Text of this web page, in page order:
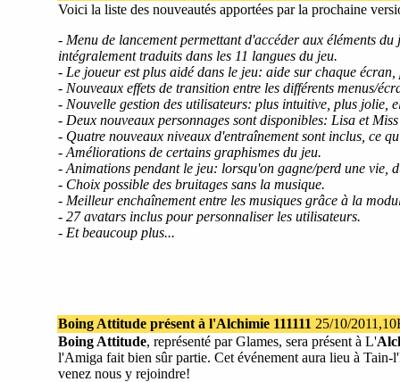
Voici la liste des nouveautés apportées par la prochaine
- Menu de lancement permettant d'accéder aux éléments
intégralement traduits dans les 11 langues du jeu.
- Le joueur est plus aidé dans le jeu: aide sur chaque
- Nouveaux effets de transition entre les différents menus/
- Nouvelle gestion des utilisateurs: plus intuitive, plus jolie,
- Deux nouveaux personnages sont disponibles: Lisa et Miss
- Quatre nouveaux niveaux d'entraînement sont inclus, ce
- Améliorations de certains graphismes du jeu.
- Animations pendant le jeu: lorsqu'on gagne/perd une vie,
- Choix possible des bruitages sans la musique.
- Meilleur enchaînement entre les musiques grâce à la
- 27 avatars inclus pour personnaliser les utilisateurs.
- Et beaucoup plus...
Boing Attitude présent à l'Alchimie 111111 25/10/
Boing Attitude, représenté par Glames, sera présent à L'
l'Amiga fait bien sûr partie. Cet événement aura lieu à
venez nous y rejoindre!